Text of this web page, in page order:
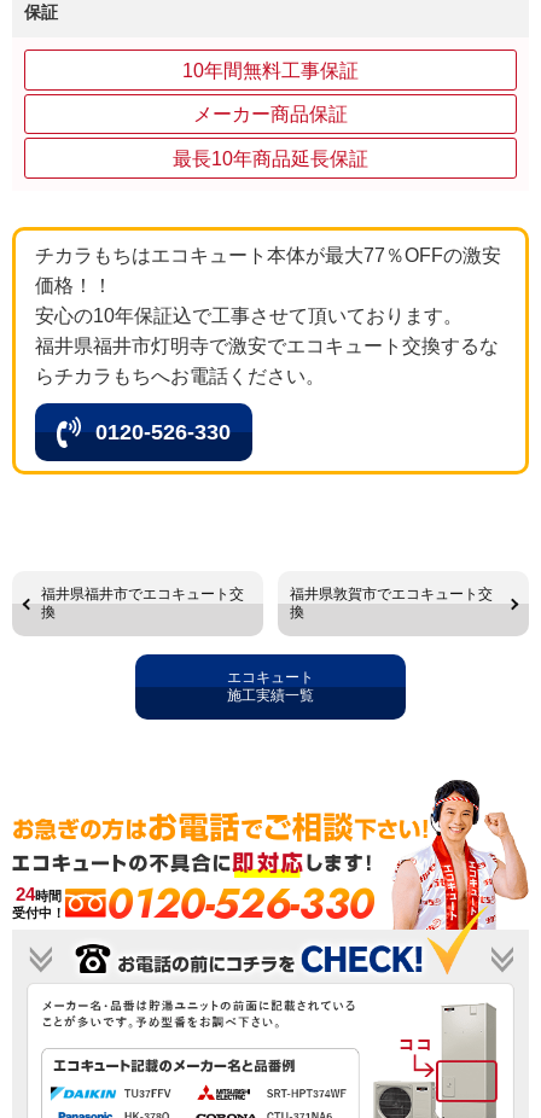
保証
10年間無料工事保証
メーカー商品保証
最長10年商品延長保証
チカラもちはエコキュート本体が最大77％OFFの激安
価格！！
安心の10年保証込で工事させて頂いております。
福井県福井市灯明寺で激安でエコキュート交換するな
らチカラもちへお電話ください。
0120-526-330
福井県福井市でエコキュート交
換
福井県敦賀市でエコキュート交
換
エコキュート
施工実績一覧
24時間
受付中！
0120-526-330